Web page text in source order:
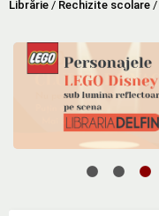
Librărie / Rechizite scolare /